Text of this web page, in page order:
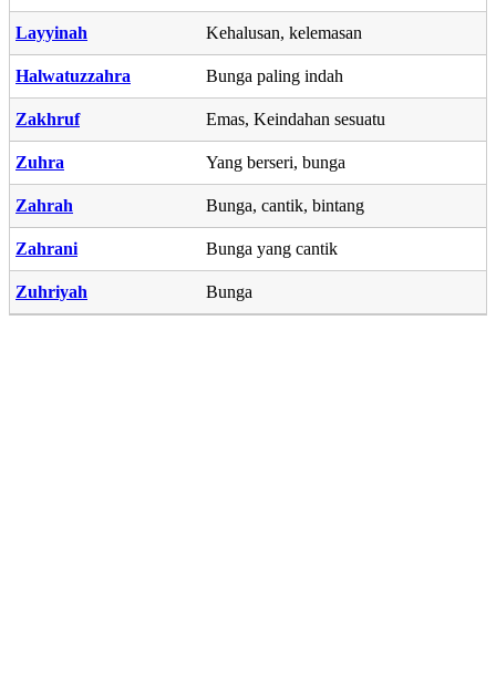
Layyinah Kehalusan, kelemasan
Halwatuzzahra Bunga paling indah
Zakhruf Emas, Keindahan sesuatu
Zuhra Yang berseri, bunga
Zahrah Bunga, cantik, bintang
Zahrani Bunga yang cantik
Zuhriyah Bunga